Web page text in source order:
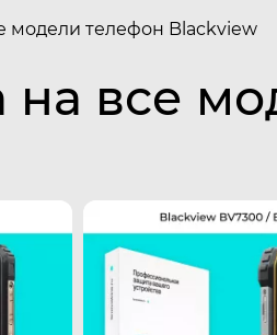
модели телефон Blackview
все